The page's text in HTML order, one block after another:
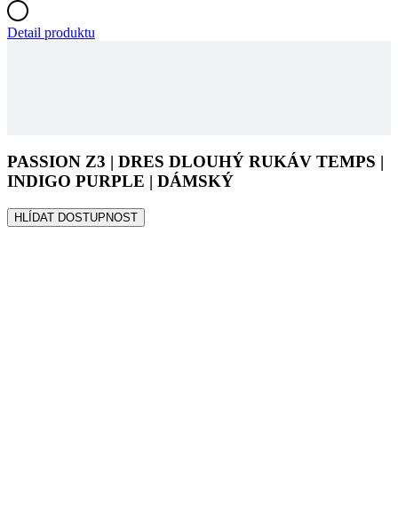
Detail produktu
PASSION Z3 | DRES DLOUHÝ RUKÁV TEMPS |
INDIGO PURPLE | DÁMSKÝ
HLÍDAT DOSTUPNOST